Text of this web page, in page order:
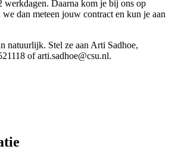
Daarna kom je bij ons op
we dan meteen jouw contract en kun je aan
natuurlijk. Stel ze aan Arti Sadhoe,
of arti.sadhoe@csu.nl.